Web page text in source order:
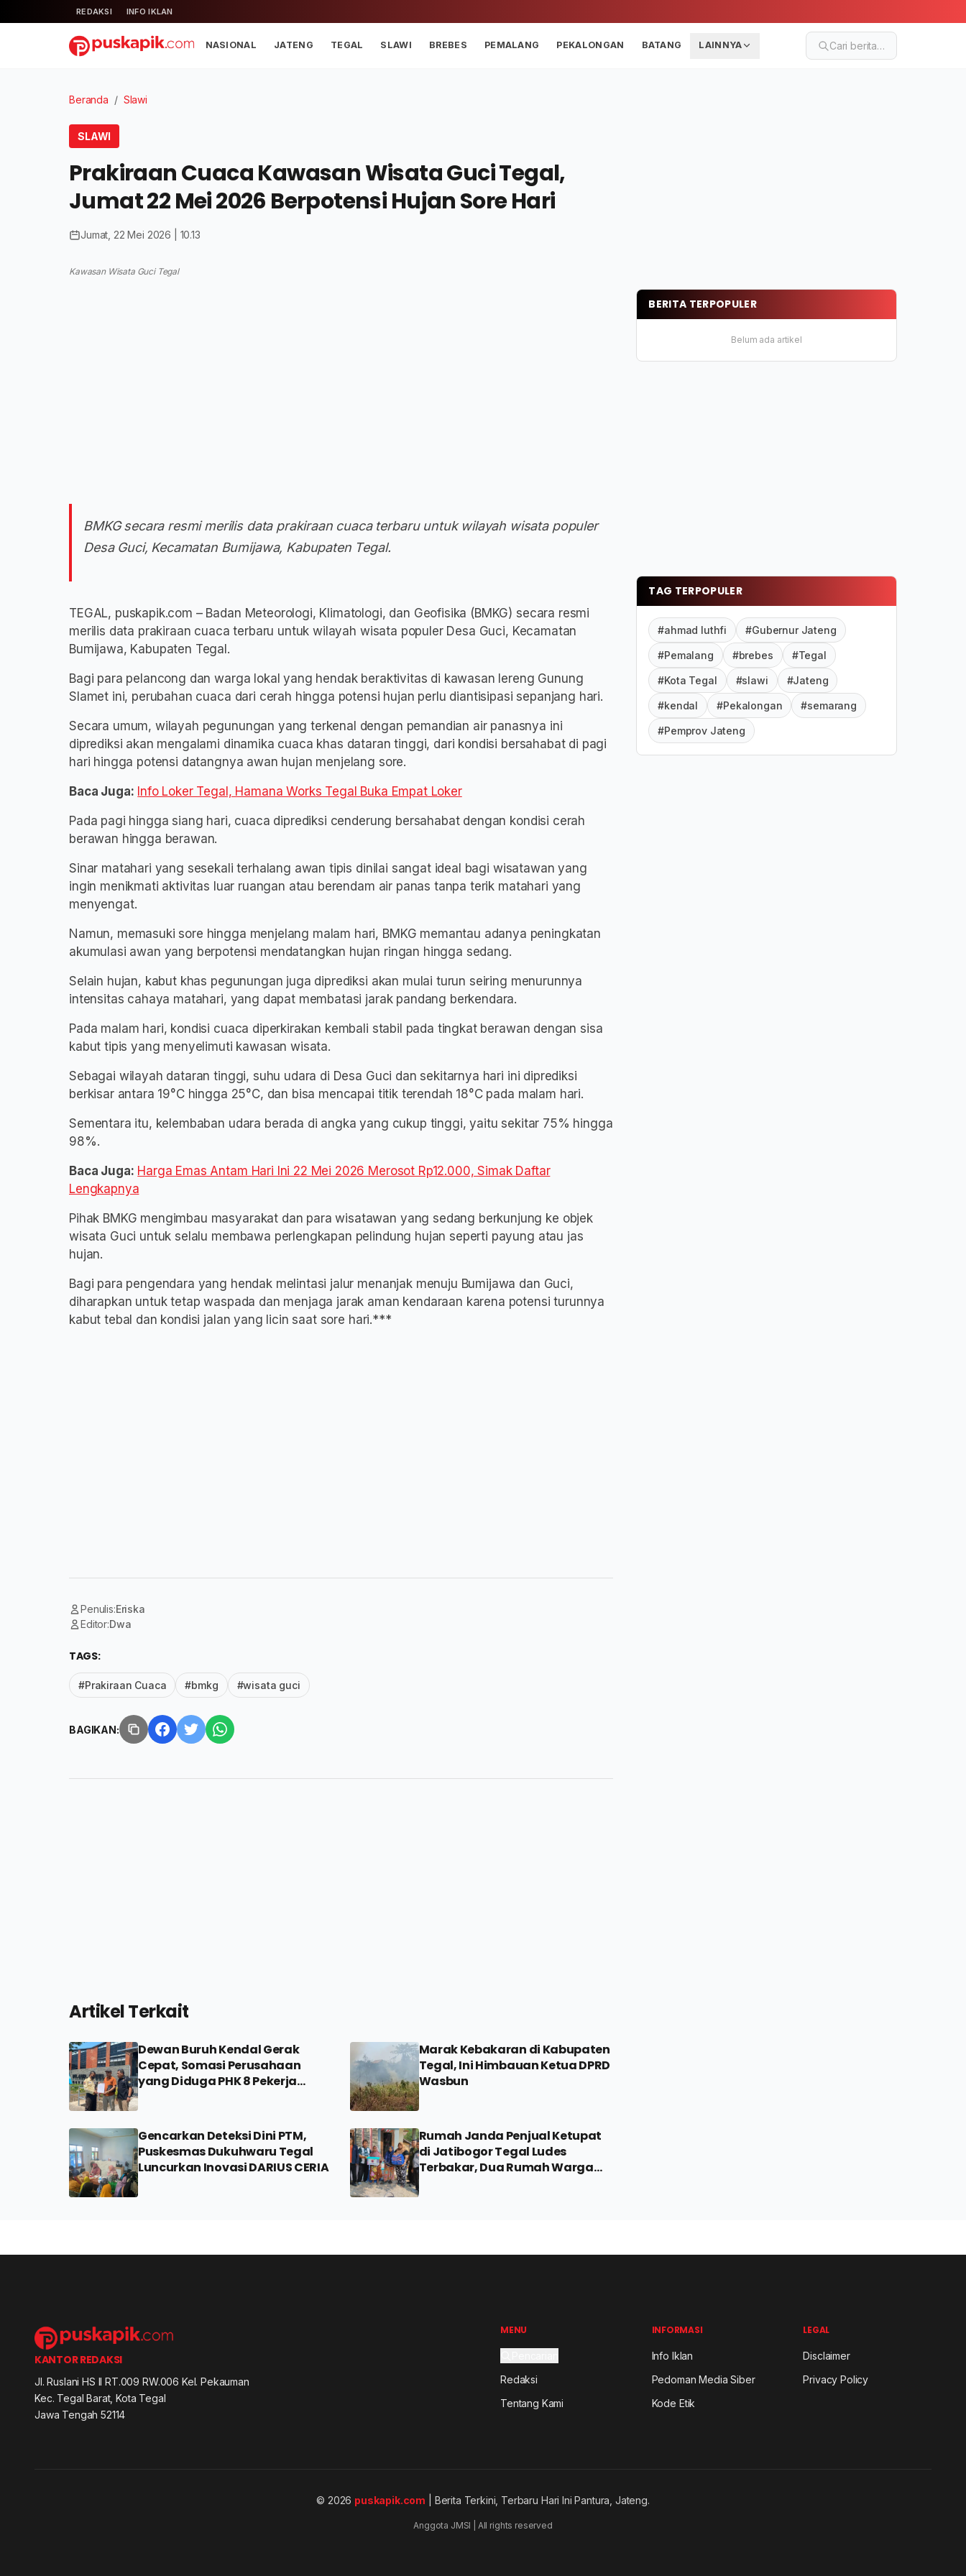
REDAKSI INFO IKLAN
NASIONAL JATENG TEGAL SLAWI BREBES PEMALANG PEKALONGAN BATANG LAINNYA Cari berita…
Beranda / Slawi
SLAWI
Prakiraan Cuaca Kawasan Wisata Guci Tegal,
Jumat 22 Mei 2026 Berpotensi Hujan Sore Hari
Jumat, 22 Mei 2026 | 10.13
Kawasan Wisata Guci Tegal
BMKG secara resmi merilis data prakiraan cuaca terbaru untuk wilayah wisata populer
Desa Guci, Kecamatan Bumijawa, Kabupaten Tegal.
TEGAL, puskapik.com – Badan Meteorologi, Klimatologi, dan Geofisika (BMKG) secara resmi
merilis data prakiraan cuaca terbaru untuk wilayah wisata populer Desa Guci, Kecamatan
Bumijawa, Kabupaten Tegal.
Bagi para pelancong dan warga lokal yang hendak beraktivitas di kawasan lereng Gunung
Slamet ini, perubahan cuaca dari cerah hingga potensi hujan perlu diantisipasi sepanjang hari.
Secara umum, wilayah pegunungan yang terkenal dengan pemandian air panasnya ini
diprediksi akan mengalami dinamika cuaca khas dataran tinggi, dari kondisi bersahabat di pagi
hari hingga potensi datangnya awan hujan menjelang sore.
Baca Juga: Info Loker Tegal, Hamana Works Tegal Buka Empat Loker
Pada pagi hingga siang hari, cuaca diprediksi cenderung bersahabat dengan kondisi cerah
berawan hingga berawan.
Sinar matahari yang sesekali terhalang awan tipis dinilai sangat ideal bagi wisatawan yang
ingin menikmati aktivitas luar ruangan atau berendam air panas tanpa terik matahari yang
menyengat.
Namun, memasuki sore hingga menjelang malam hari, BMKG memantau adanya peningkatan
akumulasi awan yang berpotensi mendatangkan hujan ringan hingga sedang.
Selain hujan, kabut khas pegunungan juga diprediksi akan mulai turun seiring menurunnya
intensitas cahaya matahari, yang dapat membatasi jarak pandang berkendara.
Pada malam hari, kondisi cuaca diperkirakan kembali stabil pada tingkat berawan dengan sisa
kabut tipis yang menyelimuti kawasan wisata.
Sebagai wilayah dataran tinggi, suhu udara di Desa Guci dan sekitarnya hari ini diprediksi
berkisar antara 19°C hingga 25°C, dan bisa mencapai titik terendah 18°C pada malam hari.
Sementara itu, kelembaban udara berada di angka yang cukup tinggi, yaitu sekitar 75% hingga
98%.
Baca Juga: Harga Emas Antam Hari Ini 22 Mei 2026 Merosot Rp12.000, Simak Daftar
Lengkapnya
Pihak BMKG mengimbau masyarakat dan para wisatawan yang sedang berkunjung ke objek
wisata Guci untuk selalu membawa perlengkapan pelindung hujan seperti payung atau jas
hujan.
Bagi para pengendara yang hendak melintasi jalur menanjak menuju Bumijawa dan Guci,
diharapkan untuk tetap waspada dan menjaga jarak aman kendaraan karena potensi turunnya
kabut tebal dan kondisi jalan yang licin saat sore hari.***
Penulis:Eriska
Editor:Dwa
TAGS:
#Prakiraan Cuaca #bmkg #wisata guci
BAGIKAN:
Artikel Terkait
Dewan Buruh Kendal Gerak
Cepat, Somasi Perusahaan
yang Diduga PHK 8 Pekerja
Marak Kebakaran di Kabupaten
Tegal, Ini Himbauan Ketua DPRD
Wasbun
Gencarkan Deteksi Dini PTM,
Puskesmas Dukuhwaru Tegal
Luncurkan Inovasi DARIUS CERIA
Rumah Janda Penjual Ketupat
di Jatibogor Tegal Ludes
Terbakar, Dua Rumah Warga
Ikut Terdampak
BERITA TERPOPULER
Belum ada artikel
TAG TERPOPULER
#ahmad luthfi #Gubernur Jateng
#Pemalang #brebes #Tegal
#Kota Tegal #slawi #Jateng
#kendal #Pekalongan #semarang
#Pemprov Jateng
KANTOR REDAKSI
Jl. Ruslani HS II RT.009 RW.006 Kel. Pekauman
Kec. Tegal Barat, Kota Tegal
Jawa Tengah 52114
MENU
Redaksi
Tentang Kami
INFORMASI
Info Iklan
Pedoman Media Siber
Kode Etik
LEGAL
Disclaimer
Privacy Policy
© 2026 puskapik.com | Berita Terkini, Terbaru Hari Ini Pantura, Jateng.
Anggota JMSI | All rights reserved